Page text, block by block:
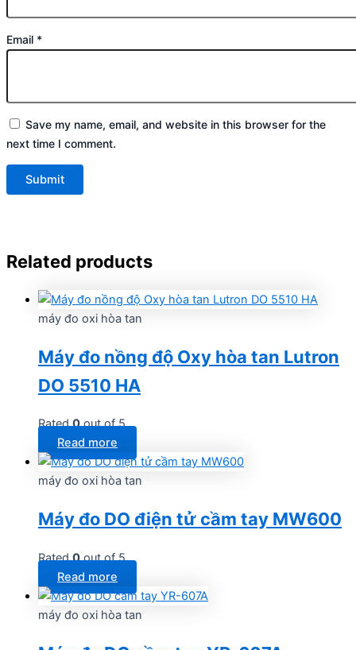
Email *
Save my name, email, and website in this browser for the
next time I comment.
Related products
máy đo oxi hòa tan
Máy đo nồng độ Oxy hòa tan Lutron
DO 5510 HA
Rated0out of 5
Read more
máy đo oxi hòa tan
Máy đo DO điện tử cầm tay MW600
Rated0out of 5
Read more
máy đo oxi hòa tan